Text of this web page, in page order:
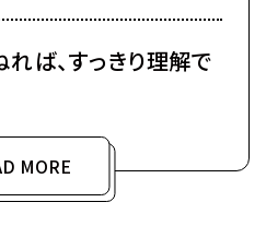
ば、すっきり理解で
MORE